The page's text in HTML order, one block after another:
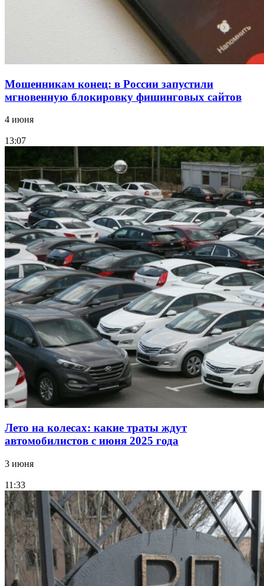
Мошенникам конец: в России запустили
мгновенную блокировку фишинговых сайтов
4 июня
13:07
Лето на колесах: какие траты ждут
автомобилистов с июня 2025 года
3 июня
11:33